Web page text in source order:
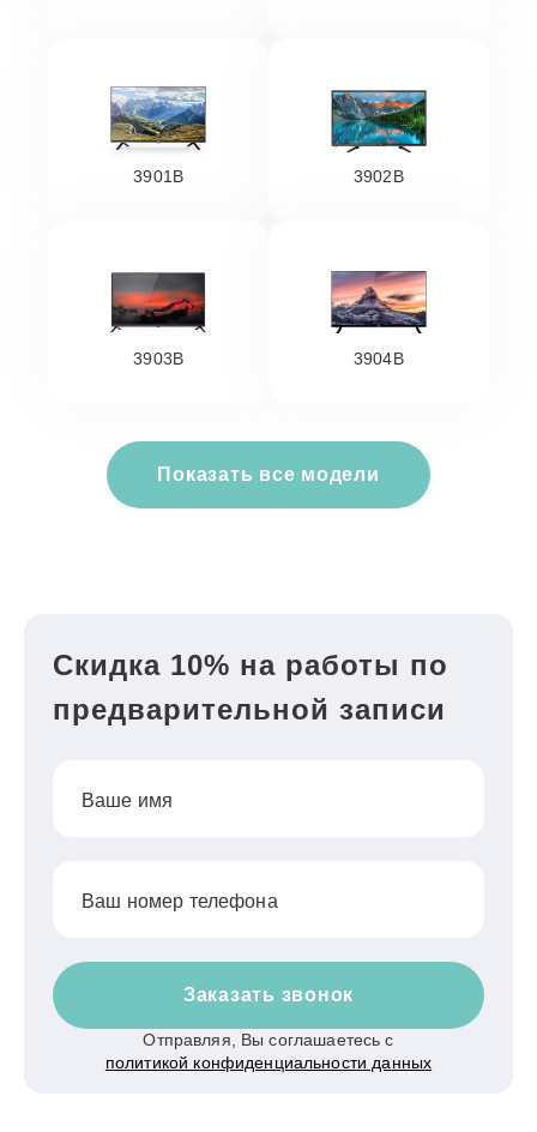
3901B 3902B
3903B 3904B
Показать все модели
Скидка 10% на работы по
предварительной записи
Ваше имя
Ваш номер телефона
Заказать звонок
Отправляя, Вы соглашаетесь с
политикой конфиденциальности данных